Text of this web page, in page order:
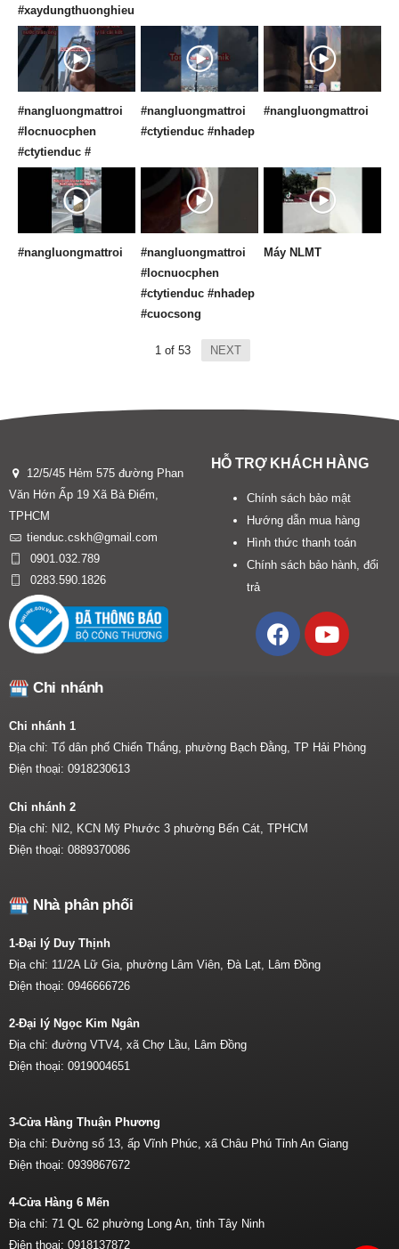
#xaydungthuonghieu
#nangluongmattroi
#locnuocphen
#ctytienduc #
#nangluongmattroi
#ctytienduc #nhadep
#nangluongmattroi
#nangluongmattroi
#nangluongmattroi
#locnuocphen
#ctytienduc #nhadep
#cuocsong
Máy NLMT
1of 53 NEXT
12/5/45 Hẻm 575 đường Phan
Văn Hớn Ấp 19 Xã Bà Điểm,
TPHCM
tienduc.cskh@gmail.com
0901.032.789
0283.590.1826
HỖ TRỢ KHÁCH HÀNG
Chính sách bảo mật
Hướng dẫn mua hàng
Hình thức thanh toán
Chính sách bảo hành, đổi
trả
Chi nhánh
Chi nhánh 1
Địa chỉ: Tổ dân phố Chiến Thắng, phường Bạch Đằng, TP Hải Phòng
Điện thoại: 0918230613
Chi nhánh 2
Địa chỉ: NI2, KCN Mỹ Phước 3 phường Bến Cát, TPHCM
Điện thoại: 0889370086
Nhà phân phối
1-Đại lý Duy Thịnh
Địa chỉ: 11/2A Lữ Gia, phường Lâm Viên, Đà Lạt, Lâm Đồng
Điện thoại: 0946666726
2-Đại lý Ngọc Kim Ngân
Địa chỉ: đường VTV4, xã Chợ Lầu, Lâm Đồng
Điện thoại: 0919004651
3-Cửa Hàng Thuận Phương
Địa chỉ: Đường số 13, ấp Vĩnh Phúc, xã Châu Phú Tỉnh An Giang
Điện thoại: 0939867672
4-Cửa Hàng 6 Mến
Địa chỉ: 71 QL 62 phường Long An, tỉnh Tây Ninh
Điện thoại: 0918137872